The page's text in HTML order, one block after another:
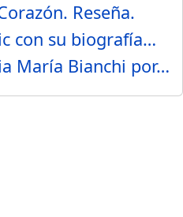
Reseña.
con su biografía…
María Bianchi por…